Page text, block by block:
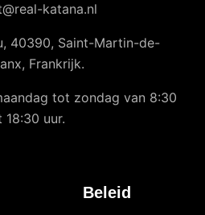
katana.nl
40390, Saint-Martin-de-
Frankrijk.
tot zondag van 8:30
18:30 uur.
Beleid